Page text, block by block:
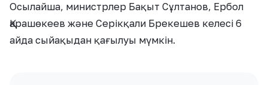
Осылайша, министрлер Бақыт Сұлтанов, Ербол
Қарашөкеев және Серікқали Брекешев келесі 6
айда сыйақыдан қағылуы мүмкін.